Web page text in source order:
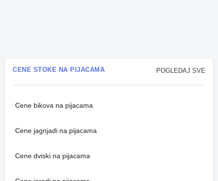
POGLEDAJ SVE
CENE STOKE NA PIJACAMA
Cene bikova na pijacama
Cene jagnjadi na pijacama
Cene dviski na pijacama